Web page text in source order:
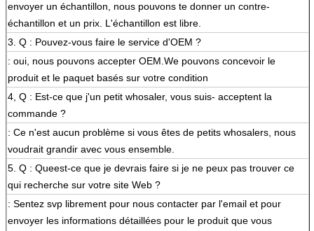
envoyer un échantillon, nous pouvons te donner un contre-
échantillon et un prix. L'échantillon est libre.
3. Q : Pouvez-vous faire le service d'OEM ?
: oui, nous pouvons accepter OEM.We pouvons concevoir le
produit et le paquet basés sur votre condition
4, Q : Est-ce que j'un petit whosaler, vous suis- acceptent la
commande ?
: Ce n'est aucun problème si vous êtes de petits whosalers, nous
voudrait grandir avec vous ensemble.
5. Q : Queest-ce que je devrais faire si je ne peux pas trouver ce
qui recherche sur votre site Web ?
: Sentez svp librement pour nous contacter par l'email et pour
envoyer les informations détaillées pour le produit que vous